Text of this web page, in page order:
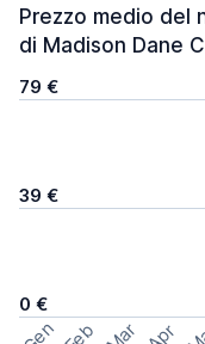
Prezzo medio del
di Madison Dane
79 €
39 €
0 €